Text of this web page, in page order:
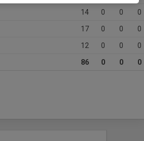
14 0 0 0
17 0 0 0
12 0 0 0
86 0 0 0